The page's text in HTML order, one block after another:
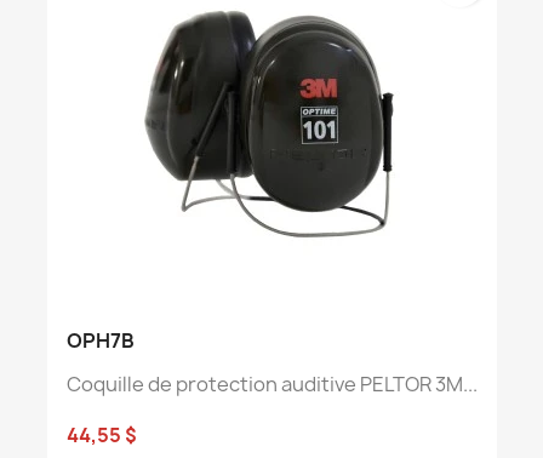
OPH7B
Coquille de protection auditive PELTOR 3M...
44,55 $